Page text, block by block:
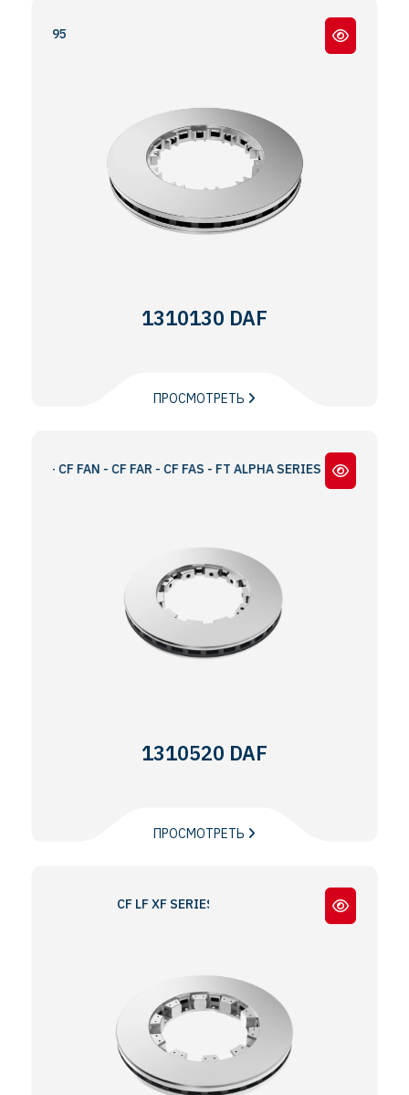
1310130 DAF
ПРОСМОТРЕТЬ
- CF FAN - CF FAR - CF FAS - FT ALPHA SERIES
1310520 DAF
ПРОСМОТРЕТЬ
CF LF XF SERIES / ADB22X